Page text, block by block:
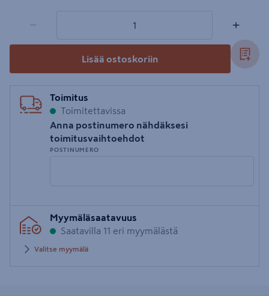
− +
Lisää ostoskoriin
Toimitus
Toimitettavissa
Anna postinumero nähdäksesi
toimitusvaihtoehdot
POSTINUMERO
postinumero
Myymäläsaatavuus
Saatavilla 11 eri myymälästä
Valitse myymälä